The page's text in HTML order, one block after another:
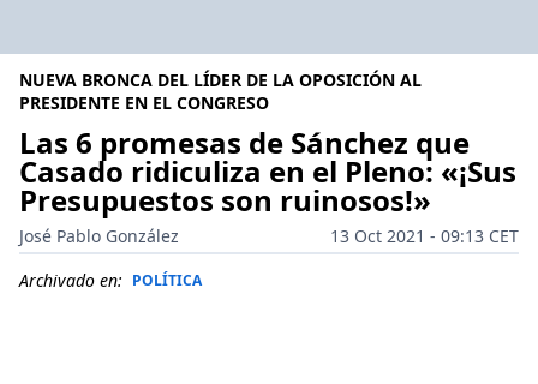
NUEVA BRONCA DEL LÍDER DE LA OPOSICIÓN AL
PRESIDENTE EN EL CONGRESO
Las 6 promesas de Sánchez que
Casado ridiculiza en el Pleno: «¡Sus
Presupuestos son ruinosos!»
José Pablo González
13 Oct 2021 - 09:13 CET
Archivado en: POLÍTICA